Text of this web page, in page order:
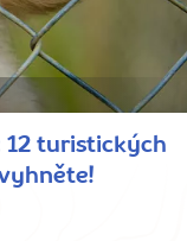
12 turistických